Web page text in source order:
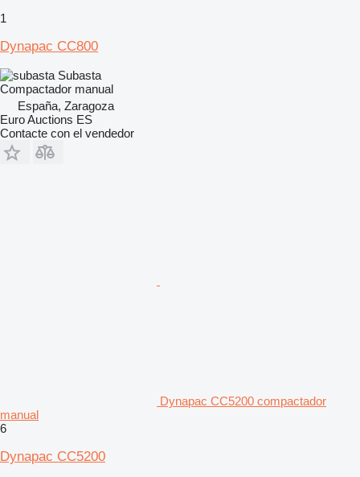
1
Dynapac CC800
Subasta
Compactador manual
España, Zaragoza
Euro Auctions ES
Contacte con el vendedor
Dynapac CC5200 compactador
manual
6
Dynapac CC5200